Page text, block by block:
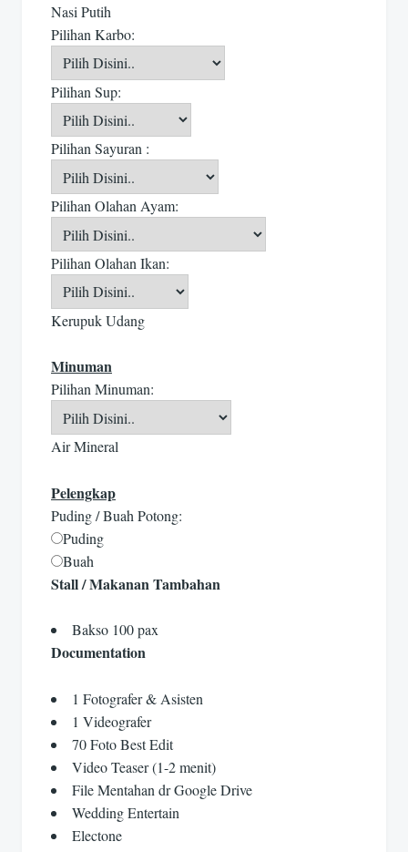
Nasi Putih
Pilihan Karbo:
Pilihan Sup:
Pilihan Sayuran :
Pilihan Olahan Ayam:
Pilihan Olahan Ikan:
Kerupuk Udang
Minuman
Pilihan Minuman:
Air Mineral
Pelengkap
Puding / Buah Potong:
Puding
Buah
Stall / Makanan Tambahan
Bakso 100 pax
Documentation
1 Fotografer & Asisten
1 Videografer
70 Foto Best Edit
Video Teaser (1-2 menit)
File Mentahan dr Google Drive
Wedding Entertain
Electone